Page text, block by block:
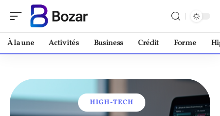
À la une Activités Business Crédit Forme
HIGH-TECH